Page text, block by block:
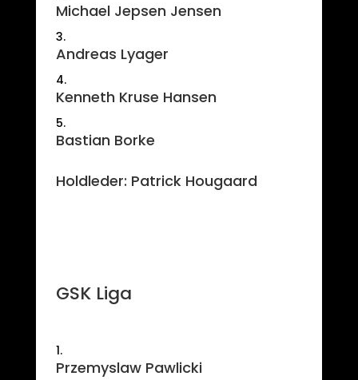
Michael Jepsen Jensen
Andreas Lyager
Kenneth Kruse Hansen
Bastian Borke
Holdleder: Patrick Hougaard
GSK Liga
Przemyslaw Pawlicki